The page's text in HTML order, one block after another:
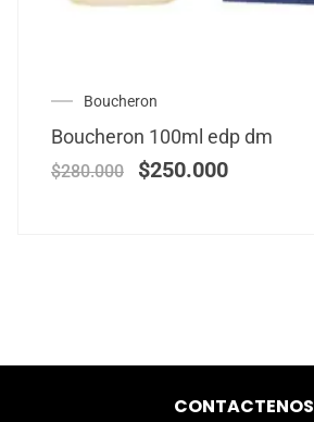
Boucheron
Boucheron 100ml edp dm
$280.000 $250.000
CONTACTENOS